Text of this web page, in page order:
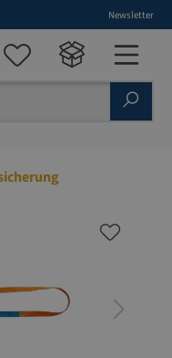
Newsletter